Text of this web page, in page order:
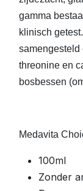
gamma
klinisch
samengesteld
threonine en
bosbessen
Medavita
100ml
Zonder